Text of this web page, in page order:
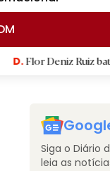
Ruiz bate recorde
Siga o Diário
leia as